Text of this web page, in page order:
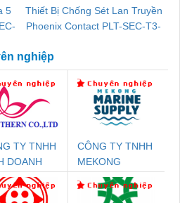
5
Thiết Bị Chống Sét Lan Truyền
Phoenix Contact PLT-SEC-T3-
nghiệp
TY TNHH
DOANH
VỤ XNK
NAM
CÔNG TY TNHH
MEKONG
MARINE
SUPPLY